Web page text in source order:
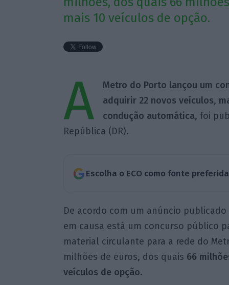
mais 10 veículos de opção.
A Metro do Porto lançou um
adquirir 22 novos veículos,
condução automática, foi
República (DR).
Escolha o ECO como fonte
De acordo com um anúncio
em causa está um concurso público
material circulante para a rede do
milhões de euros, dos quais 66
veículos de opção.